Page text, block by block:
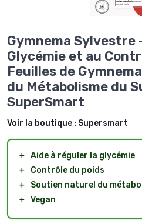
Gymnema Sylvestre
Glycémie et au
Feuilles de
du Métabolisme du
SuperSmart
Voir la boutique : Supersmart
＋ Aide à réguler la glycémie
＋
Contrôle du poids
＋
Soutien naturel du
＋ Vegan